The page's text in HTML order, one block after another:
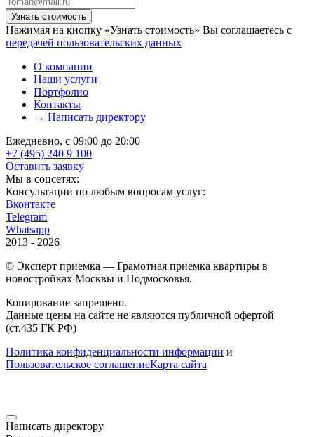
Нажимая на кнопку «Узнать стоимость» Вы соглашаетесь с
передачей пользовательских данных
О компании
Наши услуги
Портфолио
Контакты
→ Написать директору
Ежедневно, с 09:00 до 20:00
+7 (495) 240 9 100
Оставить заявку
Мы в соцсетях:
Консультации по любым вопросам услуг:
Вконтакте
Telegram
Whatsapp
2013 - 2026
© Эксперт приемка — Грамотная приемка квартиры в
новостройках Москвы и Подмосковья.
Копирование запрещено.
Данные цены на сайте не являются публичной офертой
(ст.435 ГК РФ)
Политика конфиденциальности информации и
Пользовательское соглашениеКарта сайта
Написать директору